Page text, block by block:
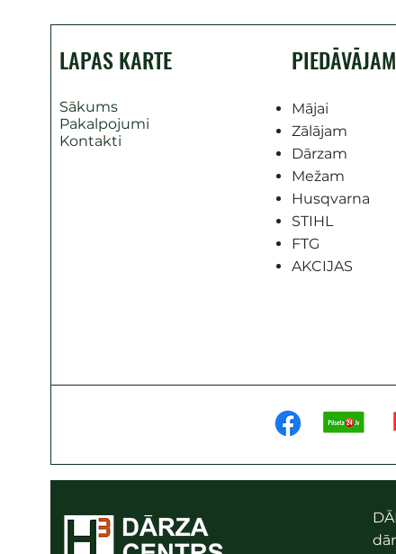
LAPAS KARTE
Sākums
Pakalpojumi
Kontakti
PIEDĀVĀJAM
Mājai
Zālājam
Dārzam
Mežam
Husqvarna
STIHL
FTG
AKCIJAS